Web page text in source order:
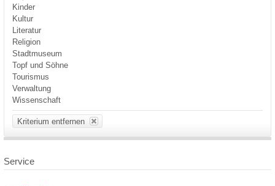
Kinder
Kultur
Literatur
Religion
Stadtmuseum
Topf und Söhne
Tourismus
Verwaltung
Wissenschaft
Kriterium entfernen
Service